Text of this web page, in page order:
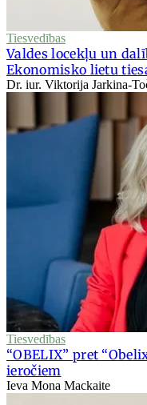
Tiesvedības
Valdes locekļu un
Ekonomisko lietu
Dr. iur. Viktorija Jarkina-
Tiesvedības
“OBELIX” pret
ieročiem
Ieva Mona Mackaite